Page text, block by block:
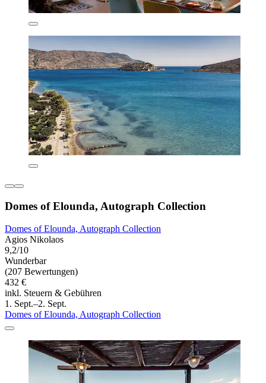
Domes of Elounda, Autograph Collection
Domes of Elounda, Autograph Collection
Agios Nikolaos
9,2/10
Wunderbar
(207 Bewertungen)
432 €
inkl. Steuern & Gebühren
1. Sept.–2. Sept.
Domes of Elounda, Autograph Collection